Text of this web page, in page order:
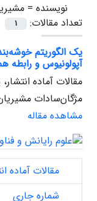
نویسنده =
تعداد مقالات:
1
یک الگوریتم
آپولونیوس و رابطه
مقالات آماده
مژگان‌سادات
مشاهده مقاله
مقالات آماده
شماره جاری